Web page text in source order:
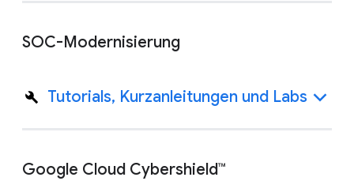
SOC-Modernisierung
Tutorials, Kurzanleitungen und Labs
Google Cloud Cybershield™